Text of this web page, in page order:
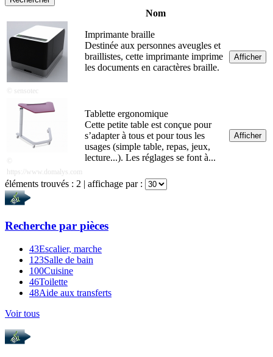
Nom
© sensotec
Imprimante braille
Destinée aux personnes aveugles et
braillistes, cette imprimante imprime
les documents en caractères braille.
Afficher
https://www.domalys.com
Tablette ergonomique
Cette petite table est conçue pour
s’adapter à tous et pour tous les
usages (simple table, repas, jeux,
lecture...). Les réglages se font à...
Afficher
éléments trouvés : 2 | affichage par :
Recherche par pièces
43Escalier, marche
123Salle de bain
100Cuisine
46Toilette
48Aide aux transferts
Voir tous